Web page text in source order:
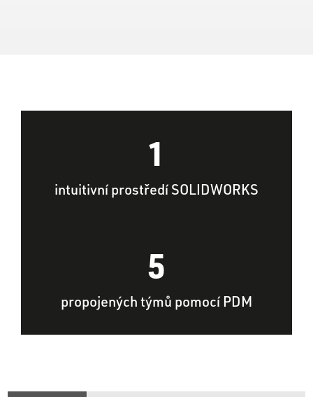
1
intuitivní prostředí SOLIDWORKS
5
propojených týmů pomocí PDM